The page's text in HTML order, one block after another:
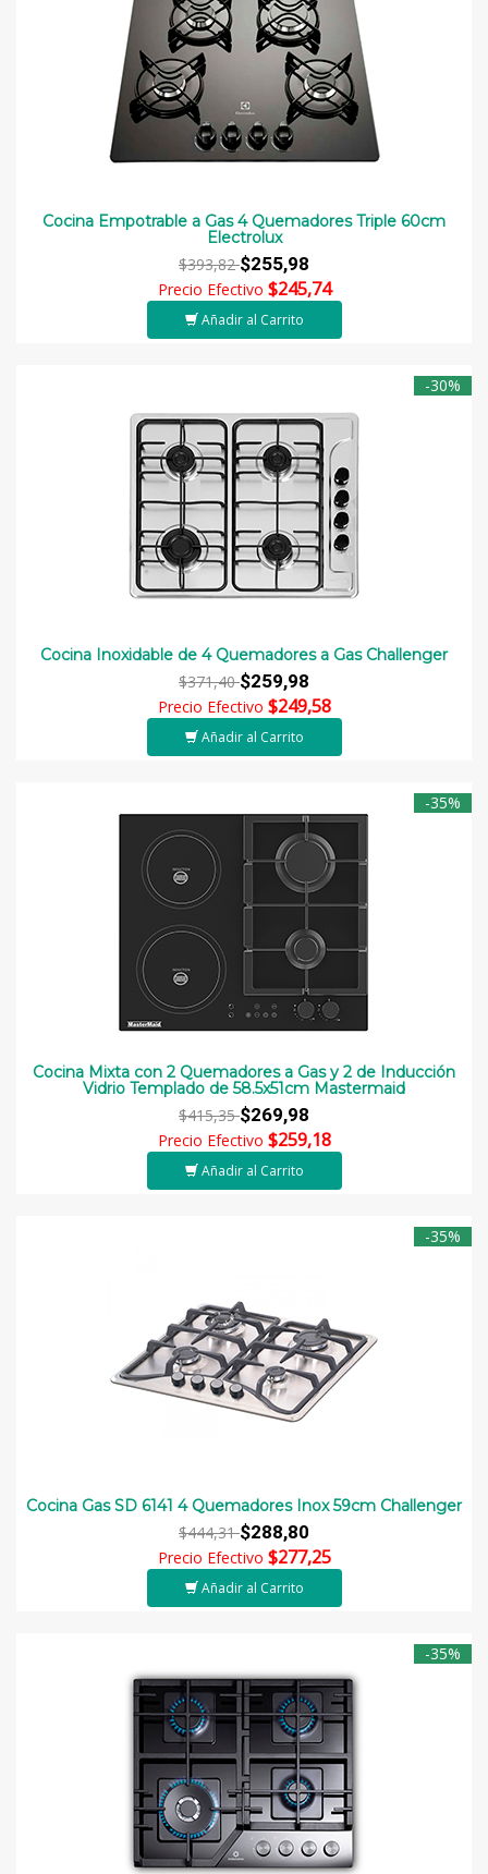
Cocina Empotrable a Gas 4 Quemadores Triple 60cm
Electrolux
$393,82$255,98
Precio Efectivo $245,74
Añadir al Carrito
-30%
Cocina Inoxidable de 4 Quemadores a Gas Challenger
$371,40$259,98
Precio Efectivo $249,58
Añadir al Carrito
-35%
Cocina Mixta con 2 Quemadores a Gas y 2 de Inducción
Vidrio Templado de 58.5x51cm Mastermaid
$415,35$269,98
Precio Efectivo $259,18
Añadir al Carrito
-35%
Cocina Gas SD 6141 4 Quemadores Inox 59cm Challenger
$444,31$288,80
Precio Efectivo $277,25
Añadir al Carrito
-35%